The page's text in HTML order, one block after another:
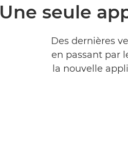
Une seule
Des dernières
en passant par
la nouvelle